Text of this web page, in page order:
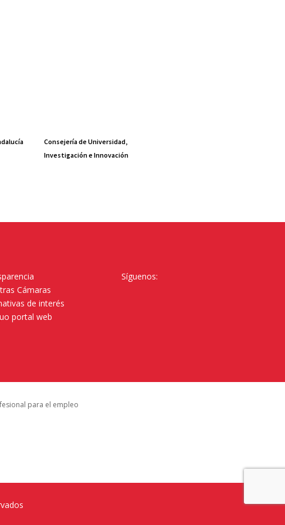
Consejería de Universidad,
Investigación e Innovación
Cámaras
de interés
portal web
Síguenos:
para el empleo